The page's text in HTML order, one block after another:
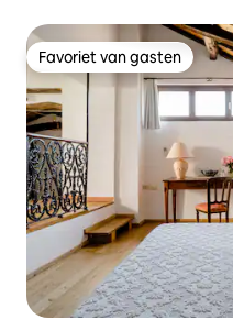
Favoriet van gasten
Favoriet van gasten